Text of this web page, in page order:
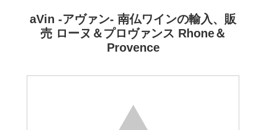
aVin -アヴァン- 南仏ワインの輸入、販
売 ローヌ＆プロヴァンス Rhone＆
Provence